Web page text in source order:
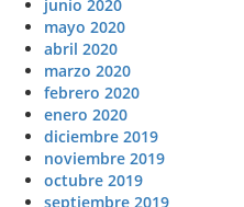
junio 2020
mayo 2020
abril 2020
marzo 2020
febrero 2020
enero 2020
diciembre 2019
noviembre 2019
octubre 2019
septiembre 2019